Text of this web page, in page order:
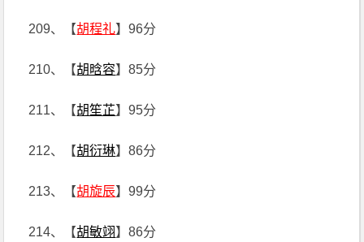
209、【胡程礼】96分
210、【胡晗容】85分
211、【胡笙芷】95分
212、【胡衍琳】86分
213、【胡旋辰】99分
214、【胡敏翊】86分